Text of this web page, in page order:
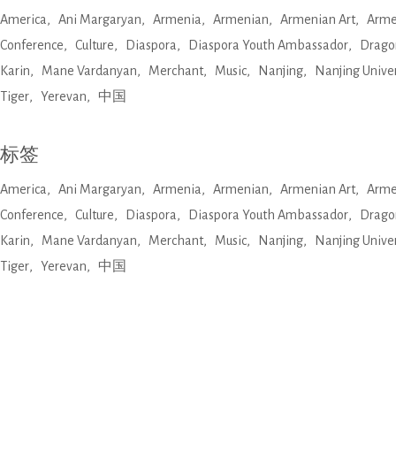
America Ani Margaryan Armenia Armenian Armenian Art
Conference
Culture Diaspora Diaspora Youth Ambassador
Karin
Mane Vardanyan Merchant Music Nanjing
Nanjing
Tiger
Yerevan 中国
标签
America Ani Margaryan Armenia Armenian Armenian Art
Conference
Culture Diaspora Diaspora Youth Ambassador
Karin
Mane Vardanyan Merchant Music Nanjing
Nanjing
Tiger
Yerevan 中国